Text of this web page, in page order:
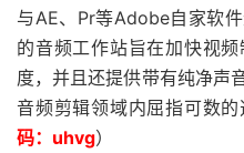
与AE、Pr等Adobe自家软
的音频工作站旨在加快视
度，并且还提供带有纯净声
音频剪辑领域内屈指可数
码：uhvg）